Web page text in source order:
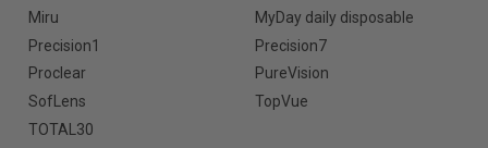
Miru
MyDay daily disposable
Precision1
Precision7
Proclear
PureVision
SofLens
TopVue
TOTAL30